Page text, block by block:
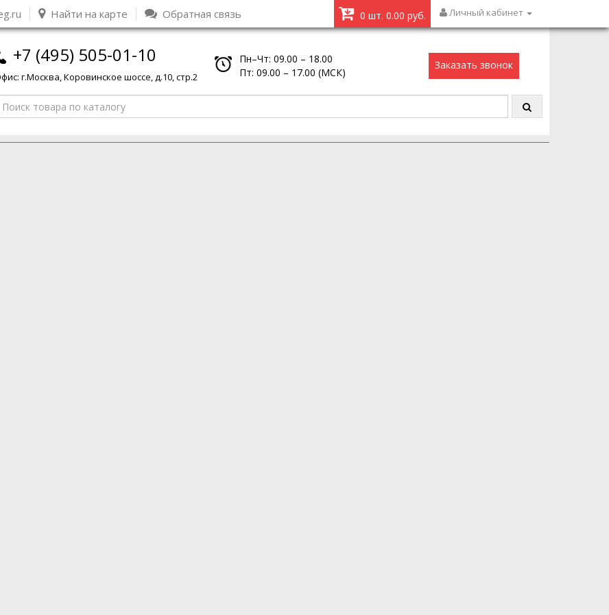
Найти на карте Обратная связь 0 шт. 0.00 руб. Личный кабинет
+7 (495) 505-01-10
г.Москва, Коровинское шоссе, д.10, стр.2
Пн–Чт: 09.00 – 18.00
Пт: 09.00 – 17.00 (МСК)
Заказать звонок